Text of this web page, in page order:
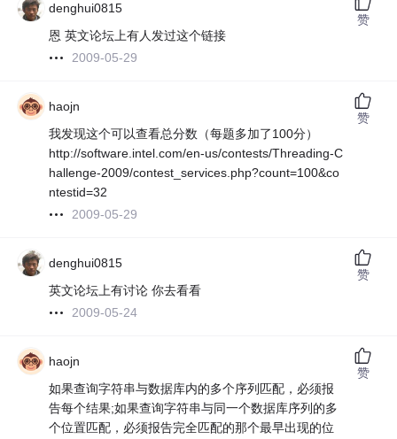
denghui0815
恩 英文论坛上有人发过这个链接
2009-05-29
赞
haojn
我发现这个可以查看总分数（每题多加了100分）
http://software.intel.com/en-us/contests/Threading-C
hallenge-2009/contest_services.php?count=100&co
ntestid=32
2009-05-29
赞
denghui0815
英文论坛上有讨论 你去看看
2009-05-24
赞
haojn
如果查询字符串与数据库内的多个序列匹配，必须报
告每个结果;如果查询字符串与同一个数据库序列的多
个位置匹配，必须报告完全匹配的那个最早出现的位
赞